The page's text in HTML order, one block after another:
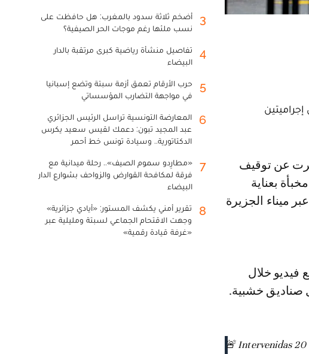
بلغت 22 طنا، كانت مخبأة بعناية
ميناء الجزيرة
خلال
صناديق خشبية.
🚨 Intervenidas 20
3
أضخم ثلاثة سدود بالمغرب: هل حافظت على
نسب ملئها رغم موجات الحر الصيفية؟
4
تفاصيل منشأة رياضية كبرى مرتقبة بالدار
البيضاء
5
حرب الأرقام تعمق أزمة سبتة وتضع إسبانيا
في مواجهة التضارب المؤسساتي
6
المعارضة التونسية تراسل الرئيس الجزائري
عبد المجيد تبون: دعمك لقيس سعيد يكرس
الدكتاتورية.. وسيادة تونس خط أحمر
7
«مطارِدو سموم الصيف».. رحلة ميدانية مع
فرقة لمكافحة القوارض والزواحف بشوارع الدار
البيضاء
8
تقرير أمني يكشف المستور: «أيادي جزائرية»
وجهت الاقتحام الجماعي لسبتة ومليلية عبر
«غرفة قيادة رقمية»